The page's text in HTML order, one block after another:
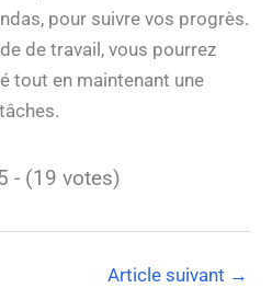
pour suivre vos progrès.
de travail, vous pourrez
tout en maintenant une
- (19 votes)
Article suivant →